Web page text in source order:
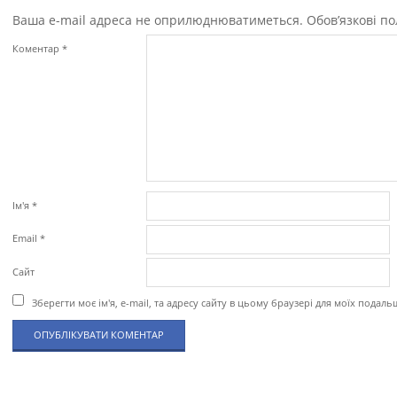
Ваша e-mail адреса не оприлюднюватиметься. Обов’язкові
Коментар *
Ім'я *
Email *
Сайт
Зберегти моє ім'я, e-mail, та адресу сайту в цьому браузері для моїх